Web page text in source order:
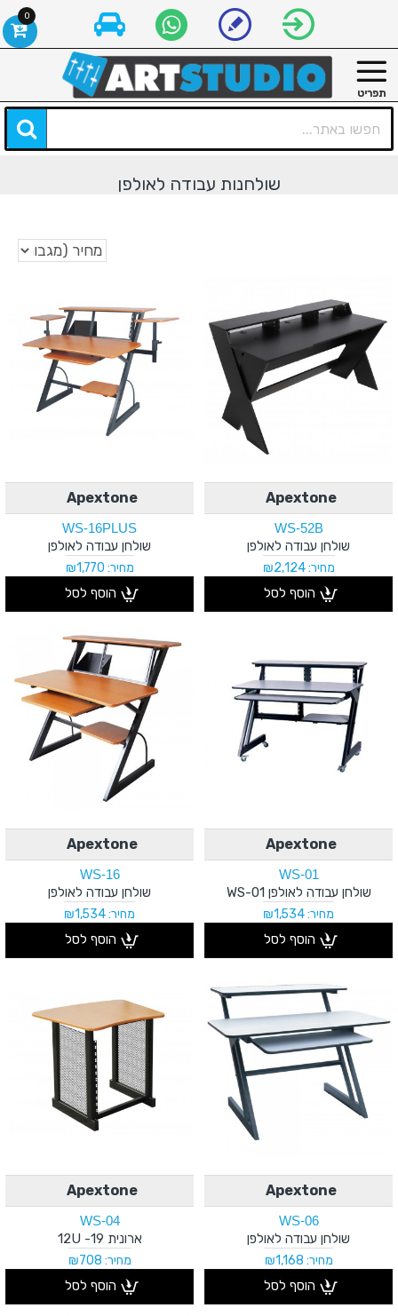
שולחנות עבודה לאולפן
Apextone
WS-52B
שולחן עבודה לאולפן
מחיר: ₪2,124
הוסף לסל
Apextone
WS-16PLUS
שולחן עבודה לאולפן
מחיר: ₪1,770
הוסף לסל
Apextone
WS-01
שולחן עבודה לאולפן WS-01
מחיר: ₪1,534
הוסף לסל
Apextone
WS-16
שולחן עבודה לאולפן
מחיר: ₪1,534
הוסף לסל
Apextone
WS-06
שולחן עבודה לאולפן
מחיר: ₪1,168
הוסף לסל
Apextone
WS-04
ארונית 19- 12U
מחיר: ₪708
הוסף לסל
0